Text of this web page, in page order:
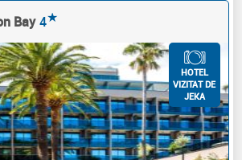
Bay 4★
HOTEL
VIZITAT DE
JEKA